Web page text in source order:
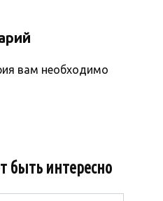
вам необходимо
быть интересно